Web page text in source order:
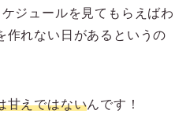
ジュールを見てもらえばわ
作れない日があるというの
甘えではないんです！